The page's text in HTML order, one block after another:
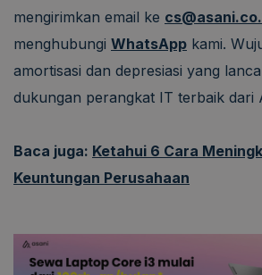
mengirimkan email ke
menghubungi WhatsApp kami.
amortisasi dan depresiasi yang
dukungan perangkat IT terbaik dari
Baca juga: Ketahui 6 Cara
Keuntungan Perusahaan